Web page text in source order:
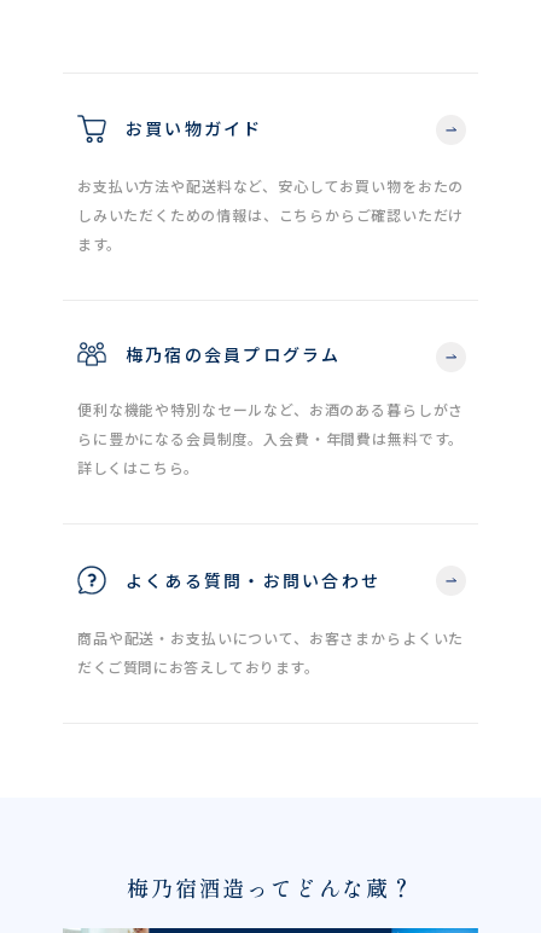
お買い物ガイド
お支払い方法や配送料など、安心してお買い物をおたの
しみいただくための情報は、こちらからご確認いただけ
ます。
梅乃宿の会員プログラム
便利な機能や特別なセールなど、お酒のある暮らしがさ
らに豊かになる会員制度。入会費・年間費は無料です。
詳しくはこちら。
よくある質問・お問い合わせ
商品や配送・お支払いについて、お客さまからよくいた
だくご質問にお答えしております。
梅乃宿酒造ってどんな蔵？